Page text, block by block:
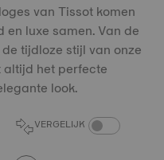
van Tissot komen
luxe samen. Van de
tijdloze stijl van onze
altijd het perfecte
look.
VERGELIJK PRODUCTEN